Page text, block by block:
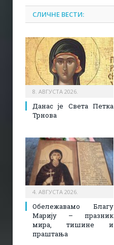
СЛИЧНЕ ВЕСТИ:
8. АВГУСТА 2026.
Данас је Света Петка
Трнова
4. АВГУСТА 2026.
Обележавамо Благу
Марију – празник
мира, тишине и
праштања